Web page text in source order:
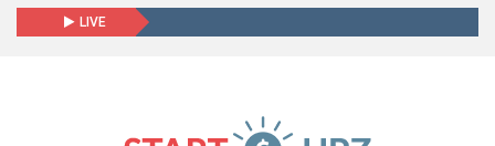
LIVE